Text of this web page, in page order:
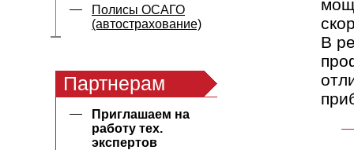
Полисы ОСАГО
(автострахование)
Партнерам
Приглашаем на
работу тех.
экспертов
В